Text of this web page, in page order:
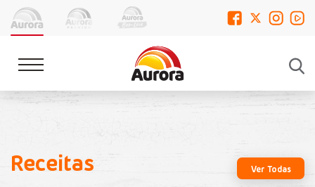
Receitas Ver Todas